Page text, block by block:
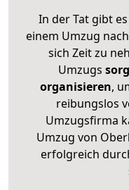
In der Tat gibt
einem Umzug
sich Zeit zu
Umzugs
organisieren,
reibungslos
Umzugsfirma
Umzug von
erfolgreich